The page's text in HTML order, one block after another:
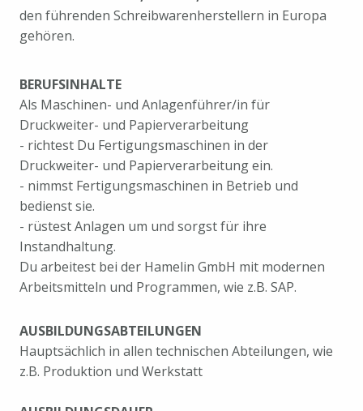
den führenden Schreibwarenherstellern in Europa
gehören.
BERUFSINHALTE
Als Maschinen- und Anlagenführer/in für
Druckweiter- und Papierverarbeitung
- richtest Du Fertigungsmaschinen in der
Druckweiter- und Papierverarbeitung ein.
- nimmst Fertigungsmaschinen in Betrieb und
bedienst sie.
- rüstest Anlagen um und sorgst für ihre
Instandhaltung.
Du arbeitest bei der Hamelin GmbH mit modernen
Arbeitsmitteln und Programmen, wie z.B. SAP.
AUSBILDUNGSABTEILUNGEN
Hauptsächlich in allen technischen Abteilungen, wie
z.B. Produktion und Werkstatt